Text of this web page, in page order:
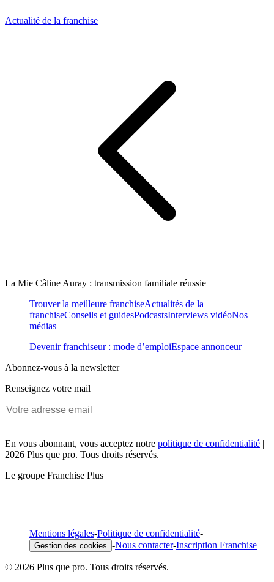
Actualité de la franchise
La Mie Câline Auray : transmission familiale réussie
Trouver la meilleure franchiseActualités de la
franchiseConseils et guidesPodcastsInterviews vidéoNos
médias
Devenir franchiseur : mode d’emploiEspace annonceur
Abonnez-vous à la newsletter
Renseignez votre mail
En vous abonnant, vous acceptez notre politique de confidentialité |
2026 Plus que pro. Tous droits réservés.
Le groupe Franchise Plus
Mentions légales-Politique de confidentialité-
Gestion des cookies -Nous contacter-Inscription Franchise
© 2026 Plus que pro. Tous droits réservés.